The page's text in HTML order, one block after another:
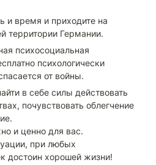
и время и приходите на
территории Германии.
психосоциальная
психологически
от войны.
в себе силы действовать
почувствовать облегчение
и ценно для вас.
при любых
достоин хорошей жизни!